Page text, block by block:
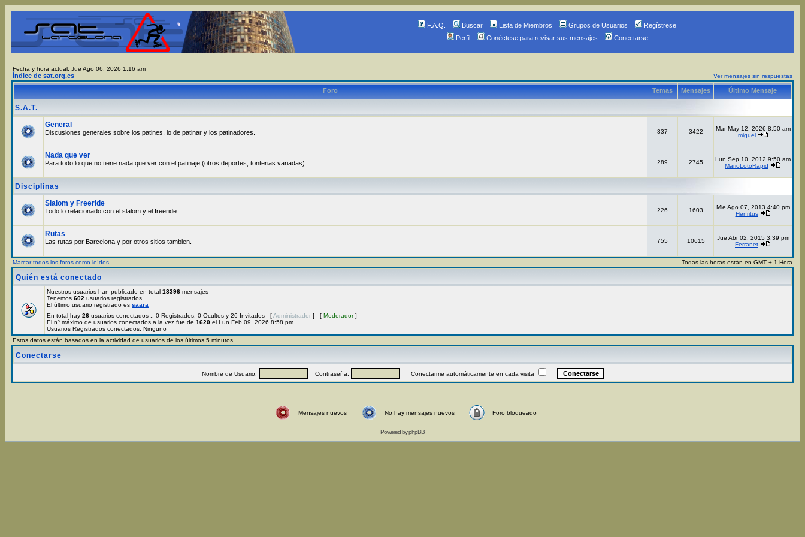
F.A.Q. Buscar Lista de Miembros Grupos de Usuarios
Regístrese
Perfil
Conéctese para revisar sus mensajes Conectarse
Fecha y hora actual: Jue Ago 06, 2026 1:16 am
Índice de sat.org.es Ver mensajes sin respuestas
Foro Temas Mensajes Último Mensaje
S.A.T.
General
Discusiones generales sobre los patines, lo de patinar y los patinadores. 337 3422
Mar May 12, 2026 8:50 am
miguel
Nada que ver
Para todo lo que no tiene nada que ver con el patinaje (otros deportes, tonterias variadas). 289 2745
Lun Sep 10, 2012 9:50 am
MarioLotoRapid
Disciplinas
Slalom y Freeride
Todo lo relacionado con el slalom y el freeride. 226 1603
Mie Ago 07, 2013 4:40 pm
Henritus
Rutas
Las rutas por Barcelona y por otros sitios tambien. 755 10615
Jue Abr 02, 2015 3:39 pm
Ferranet
Marcar todos los foros como leídos Todas las horas están en GMT + 1 Hora
Quién está conectado
Nuestros usuarios han publicado en total 18396 mensajes
Tenemos 602 usuarios registrados
El último usuario registrado es saara
En total hay 26 usuarios conectados :: 0 Registrados, 0 Ocultos y 26 Invitados [Administrador ] [ Moderador]
El nº máximo de usuarios conectados a la vez fue de 1620 el Lun Feb 09, 2026 8:58 pm
Usuarios Registrados conectados: Ninguno
Estos datos están basados en la actividad de usuarios de los últimos 5 minutos
Conectarse
Nombre de Usuario: Contraseña: Conectarme automáticamente en cada visita
Mensajes nuevos No hay mensajes nuevos Foro bloqueado
Powered byphpBB